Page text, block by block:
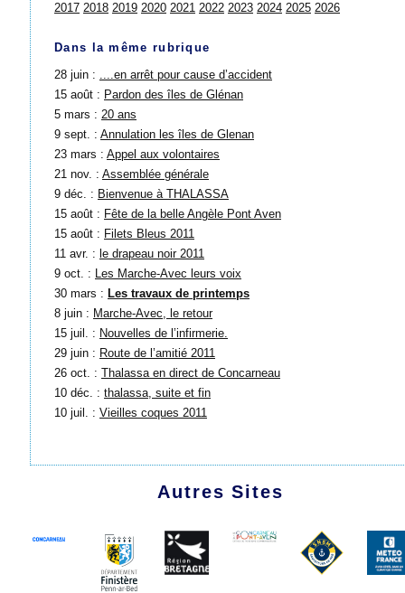
2017 2018 2019 2020 2021 2022 2023 2024 2025 2026
Dans la même rubrique
28 juin : ....en arrêt pour cause d’accident
15 août : Pardon des îles de Glénan
5 mars : 20 ans
9 sept. : Annulation les îles de Glenan
23 mars : Appel aux volontaires
21 nov. : Assemblée générale
9 déc. : Bienvenue à THALASSA
15 août : Fête de la belle Angèle Pont Aven
15 août : Filets Bleus 2011
11 avr. : le drapeau noir 2011
9 oct. : Les Marche-Avec leurs voix
30 mars : Les travaux de printemps
8 juin : Marche-Avec, le retour
15 juil. : Nouvelles de l’infirmerie.
29 juin : Route de l’amitié 2011
26 oct. : Thalassa en direct de Concarneau
10 déc. : thalassa, suite et fin
10 juil. : Vieilles coques 2011
Autres Sites